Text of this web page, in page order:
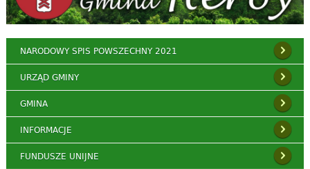
NARODOWY SPIS POWSZECHNY 2021
URZĄD GMINY
GMINA
INFORMACJE
FUNDUSZE UNIJNE